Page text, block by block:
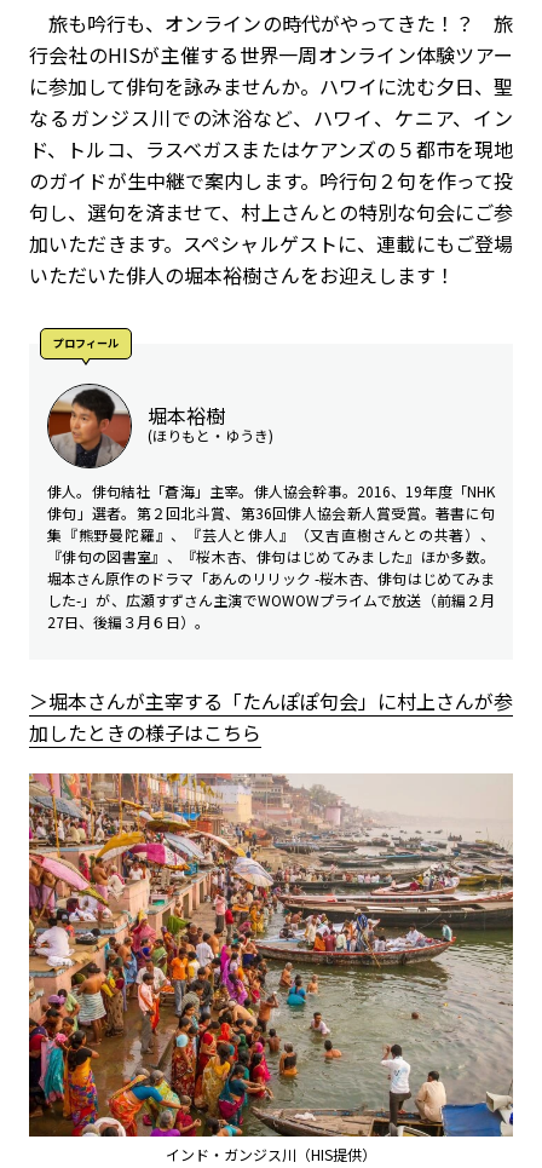
旅も吟行も、オンラインの時代がやってきた！？ 旅
行会社のHISが主催する世界一周オンライン体験ツアー
に参加して俳句を詠みませんか。ハワイに沈む夕日、聖
なるガンジス川での沐浴など、ハワイ、ケニア、イン
ド、トルコ、ラスベガスまたはケアンズの５都市を現地
のガイドが生中継で案内します。吟行句２句を作って投
句し、選句を済ませて、村上さんとの特別な句会にご参
加いただきます。スペシャルゲストに、連載にもご登場
いただいた俳人の堀本裕樹さんをお迎えします！
プロフィール
堀本裕樹
(ほりもと・ゆうき)
俳人。俳句結社「蒼海」主宰。俳人協会幹事。2016、19年度「NHK
俳句」選者。第２回北斗賞、第36回俳人協会新人賞受賞。著書に句
集『熊野曼陀羅』、『芸人と俳人』（又吉直樹さんとの共著）、
『俳句の図書室』、『桜木杏、俳句はじめてみました』ほか多数。
堀本さん原作のドラマ「あんのリリック -桜木杏、俳句はじめてみま
した-」が、広瀬すずさん主演でWOWOWプライムで放送（前編２月
27日、後編３月６日）。
＞堀本さんが主宰する「たんぽぽ句会」に村上さんが参
加したときの様子はこちら
インド・ガンジス川（HIS提供）